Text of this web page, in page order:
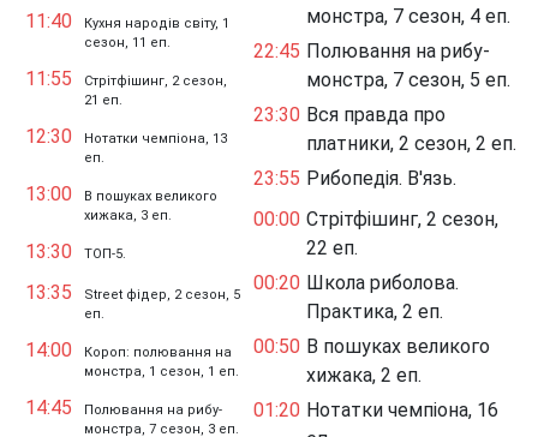
11:40
Кухня народів світу, 1
сезон, 11 еп.
11:55
Стрітфішинг, 2 сезон,
21 еп.
12:30
Нотатки чемпіона, 13
еп.
13:00
В пошуках великого
хижака, 3 еп.
13:30 ТОП-5.
13:35
Street фідер, 2 сезон, 5
еп.
14:00
Короп: полювання на
монстра, 1 сезон, 1 еп.
14:45
Полювання на рибу-
монстра, 7 сезон, 3 еп.
монстра, 7 сезон, 4 еп.
22:45 Полювання на рибу-
монстра, 7 сезон, 5 еп.
23:30 Вся правда про
платники, 2 сезон, 2 еп.
23:55 Рибопедія. В'язь.
00:00 Стрітфішинг, 2 сезон,
22 еп.
00:20 Школа риболова.
Практика, 2 еп.
00:50 В пошуках великого
хижака, 2 еп.
01:20 Нотатки чемпіона, 16